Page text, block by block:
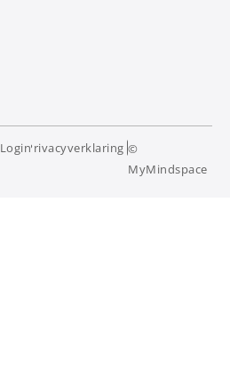
Privacyverklaring ©
MyMindspace
Login